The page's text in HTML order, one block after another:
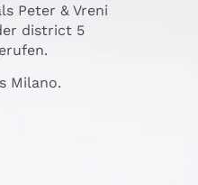
Peter & Vreni
district 5
Milano.